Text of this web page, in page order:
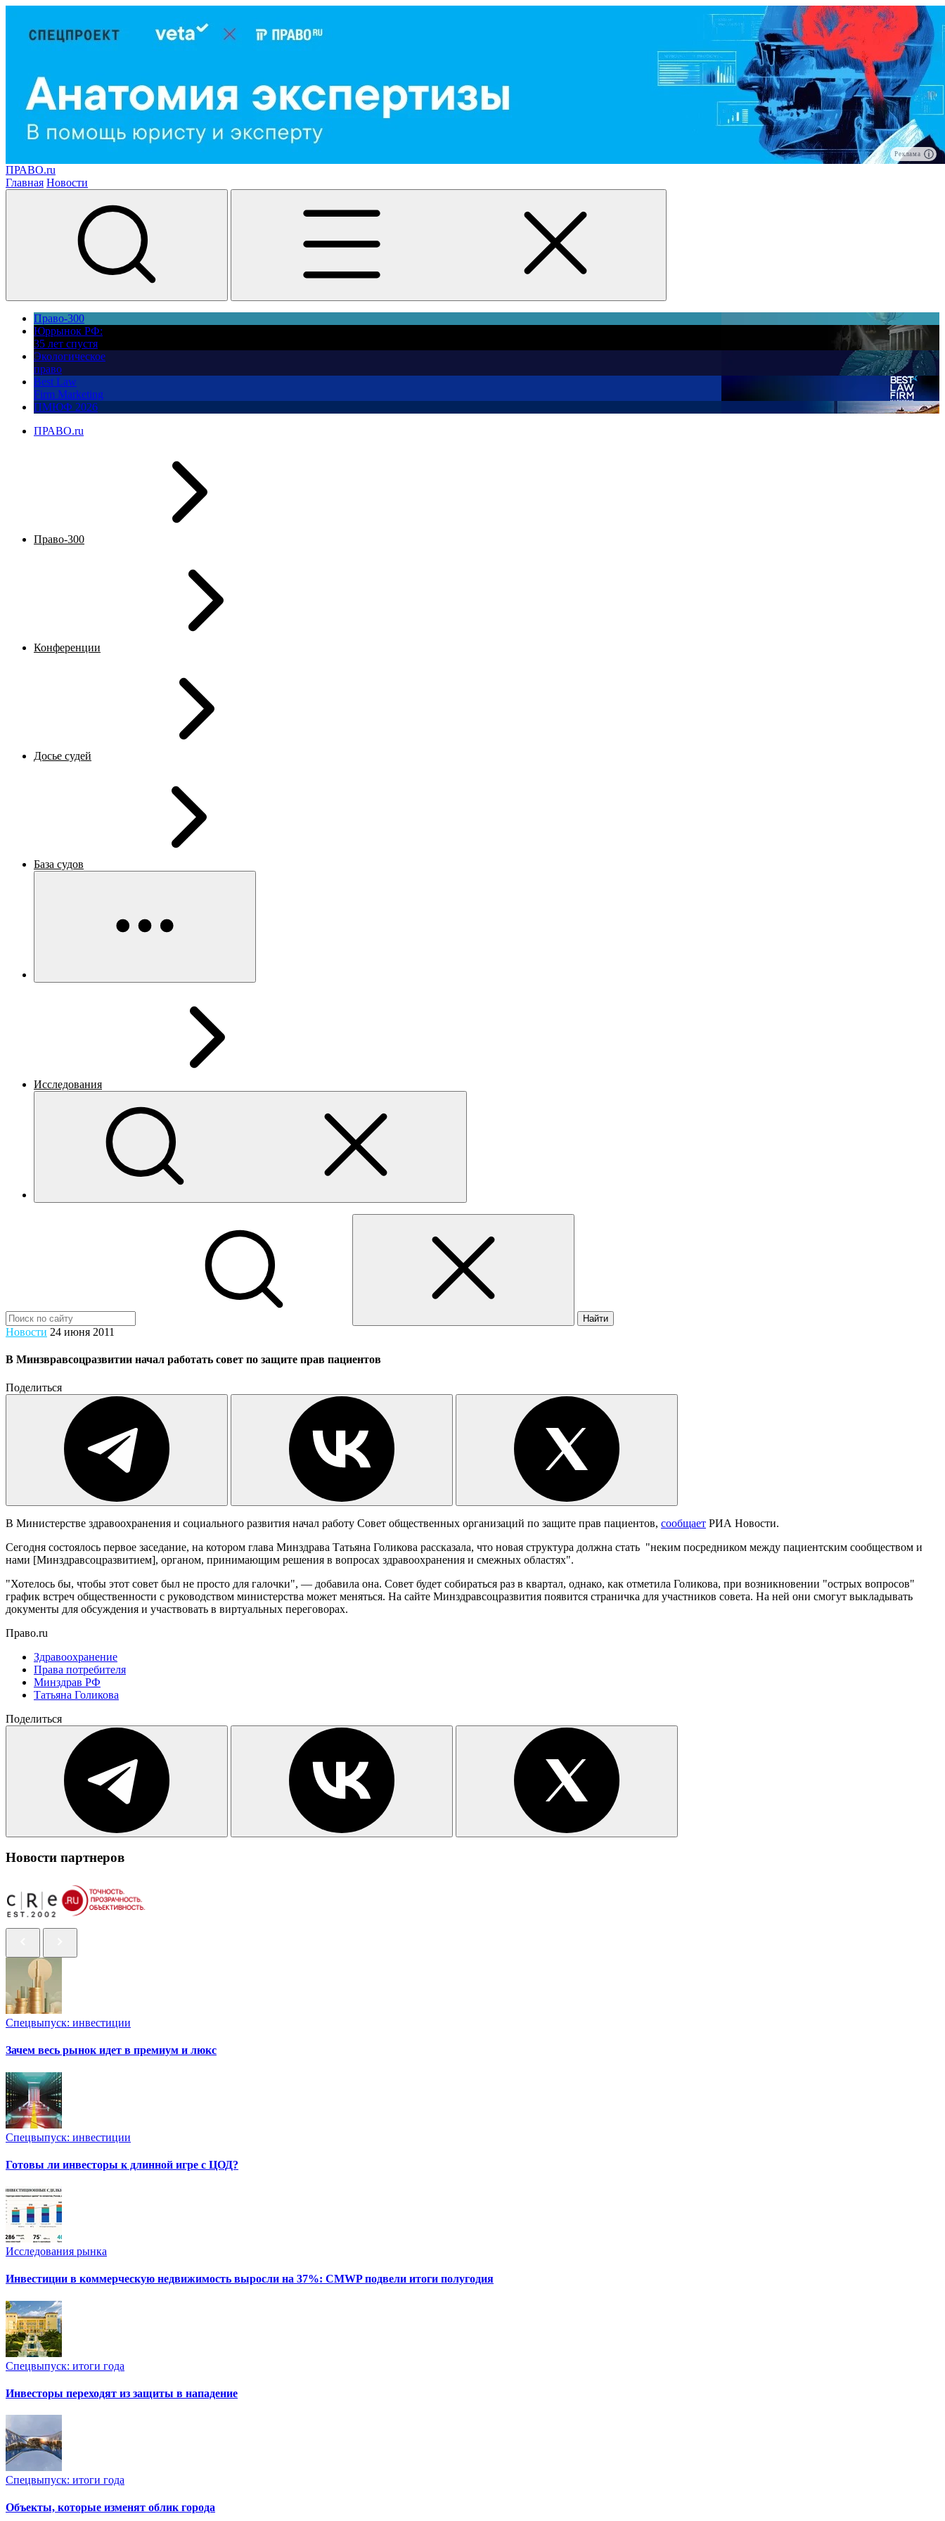
Реклама
ПРАВО.ru
Главная Новости
Право-300
Юррынок РФ:
35 лет спустя
Экологическое
право
Best Law
Firm Marketing
ПМЮФ 2026
ПРАВО.ru
Право-300
Конференции
Досье судей
База судов
Исследования
Найти
Новости 24 июня 2011
В Минзвравсоцразвитии начал работать совет по защите прав пациентов
Поделиться
В Министерстве здравоохранения и социального развития начал работу Совет общественных организаций по защите прав пациентов, сообщает РИА Новости.
Сегодня состоялось первое заседание, на котором глава Минздрава Татьяна Голикова рассказала, что новая структура должна стать "неким посредником между пациентским сообществом и
нами [Минздравсоцразвитием], органом, принимающим решения в вопросах здравоохранения и смежных областях".
"Хотелось бы, чтобы этот совет был не просто для галочки", — добавила она. Совет будет собираться раз в квартал, однако, как отметила Голикова, при возникновении "острых вопросов"
график встреч общественности с руководством министерства может меняться. На сайте Минздравсоцразвития появится страничка для участников совета. На ней они смогут выкладывать
документы для обсуждения и участвовать в виртуальных переговорах.
Право.ru
Здравоохранение
Права потребителя
Минздрав РФ
Татьяна Голикова
Поделиться
Новости партнеров
Спецвыпуск: инвестиции
Зачем весь рынок идет в премиум и люкс
Спецвыпуск: инвестиции
Готовы ли инвесторы к длинной игре с ЦОД?
Исследования рынка
Инвестиции в коммерческую недвижимость выросли на 37%: CMWP подвели итоги полугодия
Спецвыпуск: итоги года
Инвесторы переходят из защиты в нападение
Спецвыпуск: итоги года
Объекты, которые изменят облик города